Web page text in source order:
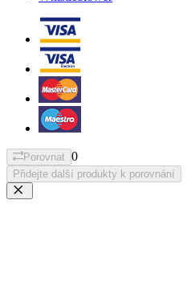
Porovnat 0
Přidejte další produkty k porovnání